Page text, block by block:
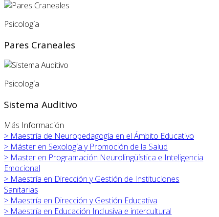
Psicología
Pares Craneales
Psicología
Sistema Auditivo
Más Información
> Maestría de Neuropedagogía en el Ámbito Educativo
> Máster en Sexología y Promoción de la Salud
> Master en Programación Neurolingüística e Inteligencia
Emocional
> Maestría en Dirección y Gestión de Instituciones
Sanitarias
> Maestría en Dirección y Gestión Educativa
> Maestría en Educación Inclusiva e intercultural